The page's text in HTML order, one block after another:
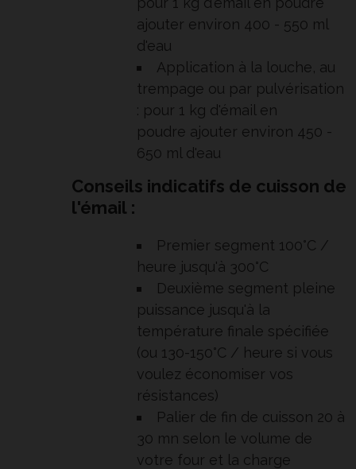
ajouter environ 400 - 550 ml
d'eau
Application à la louche, au
trempage ou par pulvérisation
: pour 1 kg d'émail en
poudre ajouter environ 450 -
650 ml d'eau
Conseils indicatifs de cuisson de
l'émail :
Premier segment 100°C /
heure jusqu'à 300°C
Deuxième segment pleine
puissance jusqu'à la
température finale spécifiée
(ou 130-150°C / heure si vous
voulez économiser vos
résistances)
Palier de fin de cuisson 20 à
30 mn selon le volume de
votre four et la charge